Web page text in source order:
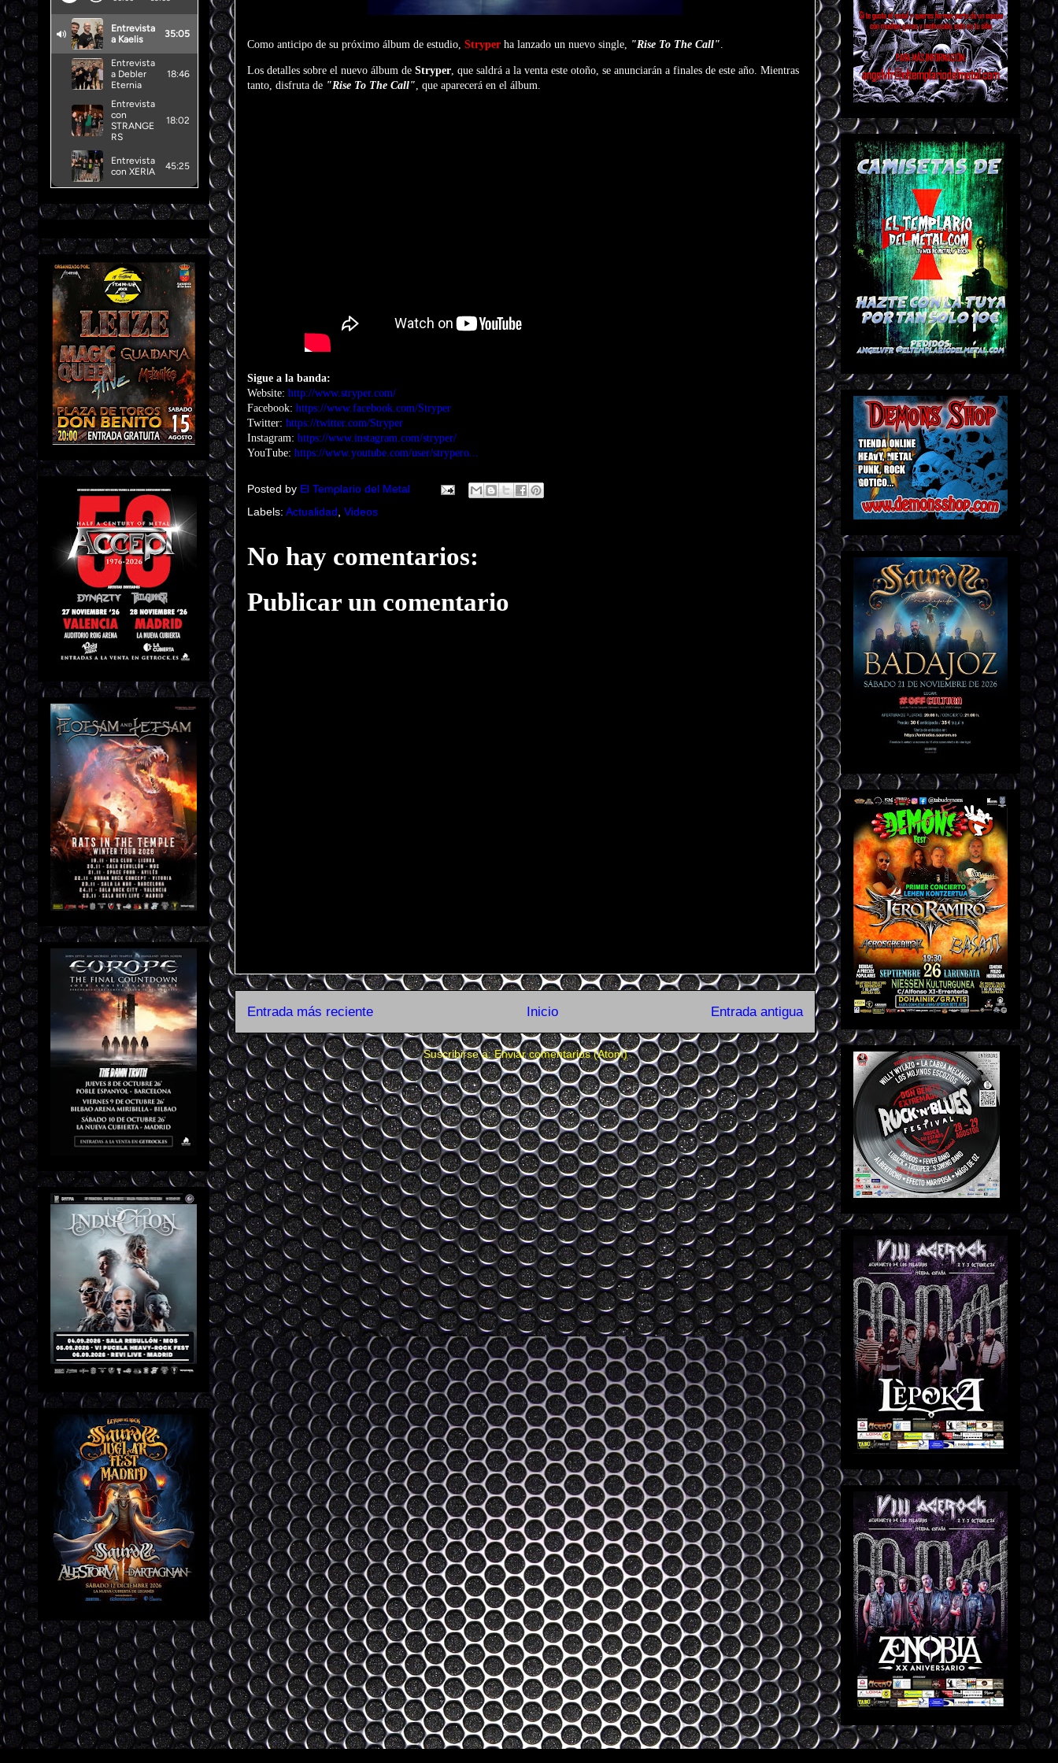
Como anticipo de su próximo álbum de estudio, Stryper ha lanzado un nuevo single, "Rise To The Call".
Los detalles sobre el nuevo álbum de Stryper, que saldrá a la venta este otoño, se anunciarán a finales de este año. Mientras
tanto, disfruta de "Rise To The Call", que aparecerá en el álbum.
Sigue a la banda:
Website: http://www.stryper.com/
Facebook: https://www.facebook.com/Stryper
Twitter: https://twitter.com/Stryper
Instagram: https://www.instagram.com/stryper/
YouTube: https://www.youtube.com/user/strypero...
Posted by El Templario del Metal
Labels: Actualidad Videos
No hay comentarios:
Publicar un comentario
Entrada más reciente Entrada antigua
Inicio
Suscribirse a:Enviar comentarios (Atom)